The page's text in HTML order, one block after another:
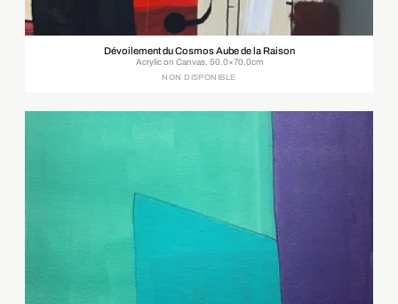
Dévoilement du Cosmos Aube de la Raison
Acrylic on Canvas, 50.0×70.0cm
NON DISPONIBLE